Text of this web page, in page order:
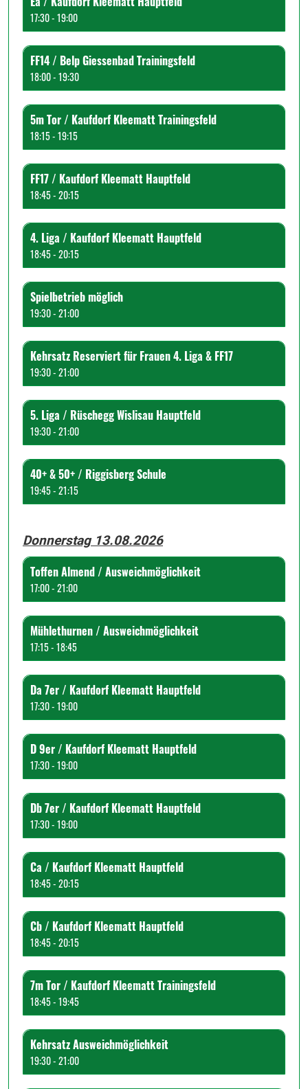
17:30 - 19:00
FF14 / Belp Giessenbad Trainingsfeld
18:00 - 19:30
5m Tor / Kaufdorf Kleematt Trainingsfeld
18:15 - 19:15
FF17 / Kaufdorf Kleematt Hauptfeld
18:45 - 20:15
4. Liga / Kaufdorf Kleematt Hauptfeld
18:45 - 20:15
Spielbetrieb möglich
19:30 - 21:00
Kehrsatz Reserviert für Frauen 4. Liga & FF17
19:30 - 21:00
5. Liga / Rüschegg Wislisau Hauptfeld
19:30 - 21:00
40+ & 50+ / Riggisberg Schule
19:45 - 21:15
Donnerstag 13.08.2026
Toffen Almend / Ausweichmöglichkeit
17:00 - 21:00
Mühlethurnen / Ausweichmöglichkeit
17:15 - 18:45
Da 7er / Kaufdorf Kleematt Hauptfeld
17:30 - 19:00
D 9er / Kaufdorf Kleematt Hauptfeld
17:30 - 19:00
Db 7er / Kaufdorf Kleematt Hauptfeld
17:30 - 19:00
Ca / Kaufdorf Kleematt Hauptfeld
18:45 - 20:15
Cb / Kaufdorf Kleematt Hauptfeld
18:45 - 20:15
7m Tor / Kaufdorf Kleematt Trainingsfeld
18:45 - 19:45
Kehrsatz Ausweichmöglichkeit
19:30 - 21:00